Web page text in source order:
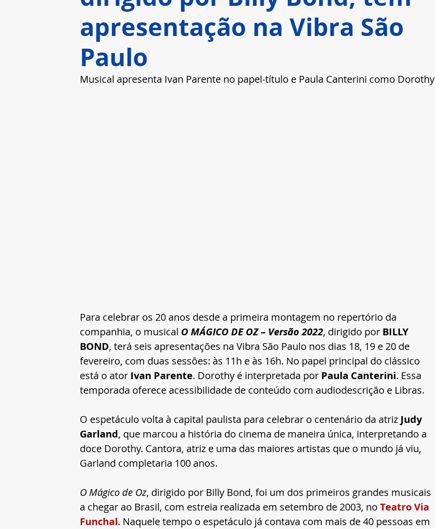
apresentação na Vibra São
Paulo
Musical apresenta Ivan Parente no papel-título e Paula Canterini como Dorothy
Para celebrar os 20 anos desde a primeira montagem no repertório da
companhia, o musical O MÁGICO DE OZ – Versão 2022, dirigido por BILLY
BOND, terá seis apresentações na Vibra São Paulo nos dias 18, 19 e 20 de
fevereiro, com duas sessões: às 11h e às 16h. No papel principal do clássico
está o ator Ivan Parente. Dorothy é interpretada por Paula Canterini. Essa
temporada oferece acessibilidade de conteúdo com audiodescrição e Libras.
O espetáculo volta à capital paulista para celebrar o centenário da atriz Judy
Garland, que marcou a história do cinema de maneira única, interpretando a
doce Dorothy. Cantora, atriz e uma das maiores artistas que o mundo já viu,
Garland completaria 100 anos.
O Mágico de Oz, dirigido por Billy Bond, foi um dos primeiros grandes musicais
a chegar ao Brasil, com estreia realizada em setembro de 2003, no Teatro Via
Funchal. Naquele tempo o espetáculo já contava com mais de 40 pessoas em